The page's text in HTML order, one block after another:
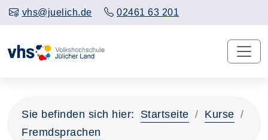
vhs@juelich.de 02461 63 201
Sie befinden sich hier: Startseite
Kurse
Fremdsprachen